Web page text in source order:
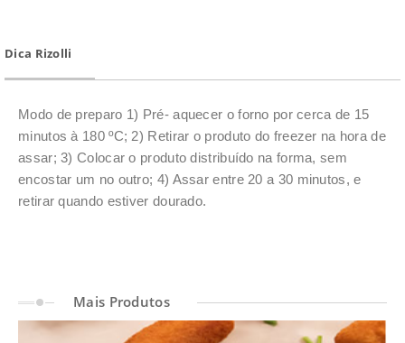
Dica Rizolli
Modo de preparo 1) Pré- aquecer o forno por cerca de 15
minutos à 180 ºC; 2) Retirar o produto do freezer na hora de
assar; 3) Colocar o produto distribuído na forma, sem
encostar um no outro; 4) Assar entre 20 a 30 minutos, e
retirar quando estiver dourado.
Mais Produtos